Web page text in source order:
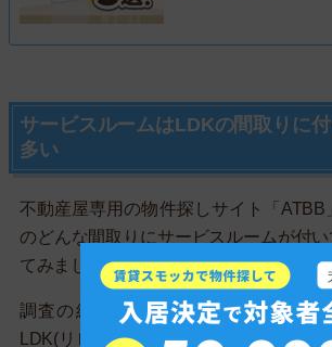
サービスルームはLDKの間取りに
多い
不動産屋専用の物件探しサイト「ATBB
のどんな間取りにサービスルームが付
てみました。
調査の結果、サービスルームは居室
LDK(リビングダイニングキッチン)の